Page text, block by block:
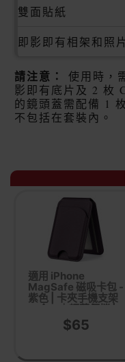
雙面貼紙
即影即有相架和照
請注意：
使用時，
影即有底片及 2 枚
的鏡頭蓋需配備 1
不包括在套裝內。
適用 iPhone
MagSafe 磁吸卡包 -
紫色 | 卡夾手機支架
二合一｜輕薄便攜 |
強力磁吸穩固
$65